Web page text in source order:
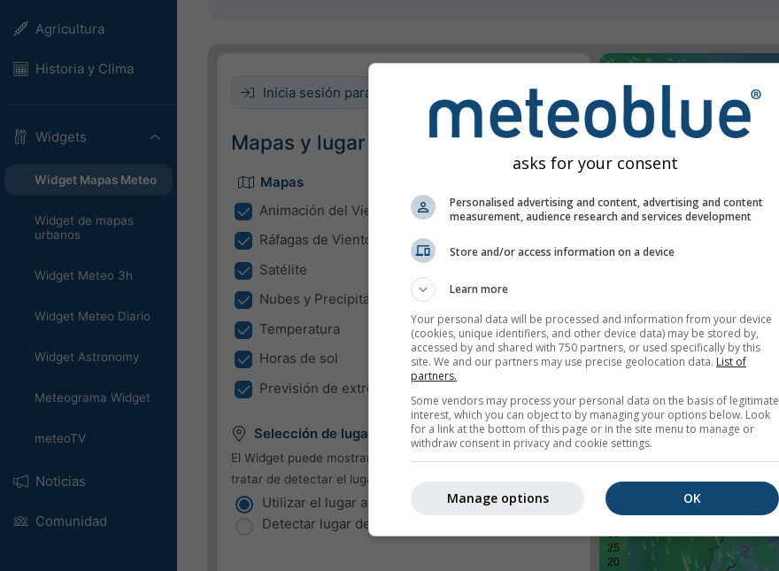
Agricultura
Historia y Clima
Widgets
Widget Mapas Meteo
Widget de mapas
urbanos
Widget Meteo 3h
Widget Meteo Diario
Widget Astronomy
Meteograma Widget
meteoTV
Noticias
Comunidad
Inicia sesión para incrustar este widget.
Mapas y lugar
Mapas
Animación del Viento
Ráfagas de Viento
Satélite
Nubes y Precipitación
Temperatura
Horas de sol
Previsión de extremos
Selección de lugar
El Widget puede mostrar el tiempo en un lugar predefinido o
tratar de detectar el lugar de todos los visitantes en su sitio.
Utilizar el lugar actual
Detectar lugar del usuario
asks for your consent
Personalised advertising and content, advertising and content
measurement, audience research and services development
Store and/or access information on a device
Learn more
Your personal data will be processed and information from your device
(cookies, unique identifiers, and other device data) may be stored by,
accessed by and shared with 750 partners, or used specifically by this
site. We and our partners may use precise geolocation data. List of
partners.
Some vendors may process your personal data on the basis of legitimate
interest, which you can object to by managing your options below. Look
for a link at the bottom of this page or in the site menu to manage or
withdraw consent in privacy and cookie settings.
OK
Manage options